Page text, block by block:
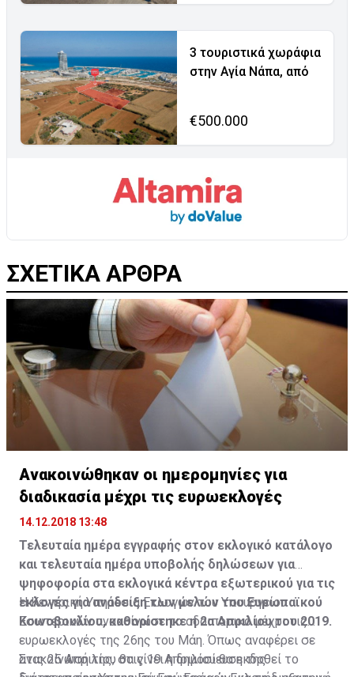
3 τουριστικά χωράφια
στην Αγία Νάπα, από
€500.000
ΣΧΕΤΙΚΑ ΑΡΘΡΑ
Ανακοινώθηκαν οι ημερομηνίες για
διαδικασία μέχρι τις ευρωεκλογές
14.12.2018 13:48
Τελευταία ημέρα εγγραφής στον εκλογικό κατάλογο
και τελευταία ημέρα υποβολής δηλώσεων για
ψηφοφορία στα εκλογικά κέντρα εξωτερικού για τις
εκλογές για ανάδειξη των μελών του Ευρωπαϊκού
Κοινοβουλίου, καθορίστηκε η 2α Απριλίου του 2019.
Η Κεντρική Υπηρεσία Εκλογών του Υπουργείου
Εσωτερικών ανακοίνωσε το οδοιπορικό μέχρι τις
ευρωεκλογές της 26ης του Μάη. Όπως αναφέρει σε
ανακοίνωσή της, στις 19 Απριλίου θα εκδοθεί το
Στις 25 Απριλίου θα γίνει η δημοσίευση της